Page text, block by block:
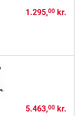
1.295,00kr.
5.463,00kr.